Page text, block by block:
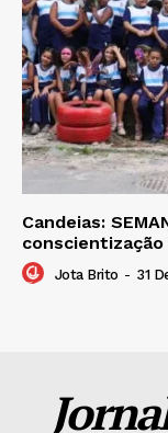
Candeias:
Jota Brito - 31